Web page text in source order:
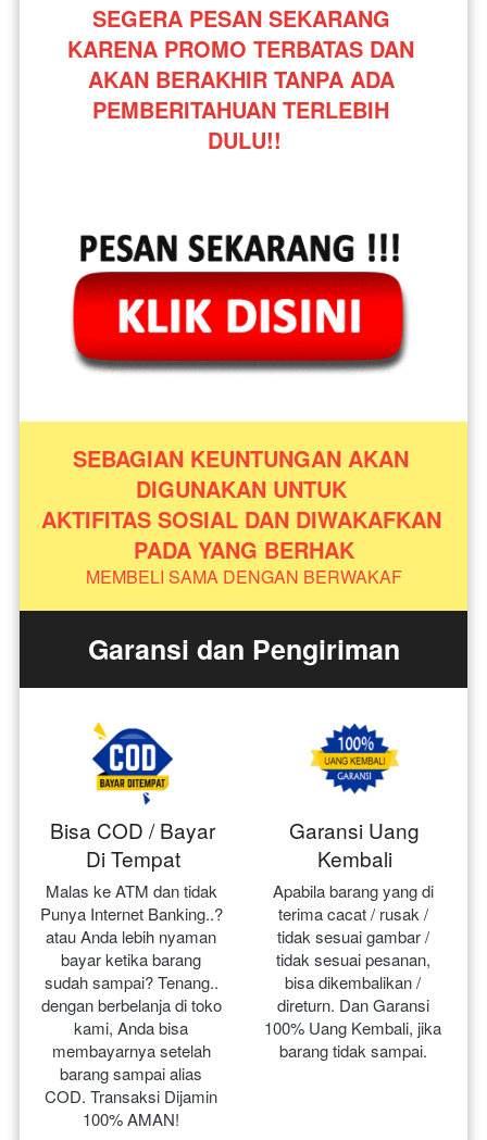
SEGERA PESAN SEKARANG
KARENA PROMO TERBATAS DAN
AKAN BERAKHIR TANPA ADA
PEMBERITAHUAN TERLEBIH
DULU!!
SEBAGIAN KEUNTUNGAN AKAN
DIGUNAKAN UNTUK
AKTIFITAS SOSIAL DAN DIWAKAFKAN
PADA YANG BERHAK
MEMBELI SAMA DENGAN BERWAKAF
Garansi dan Pengiriman
Bisa COD / Bayar
Di Tempat
Malas ke ATM dan tidak
Punya Internet Banking..?
atau Anda lebih nyaman
bayar ketika barang
sudah sampai? Tenang..
dengan berbelanja di toko
kami, Anda bisa
membayarnya setelah
barang sampai alias
COD. Transaksi Dijamin
100% AMAN!
Garansi Uang
Kembali
Apabila barang yang di
terima cacat / rusak /
tidak sesuai gambar /
tidak sesuai pesanan,
bisa dikembalikan /
direturn. Dan Garansi
100% Uang Kembali, jika
barang tidak sampai.